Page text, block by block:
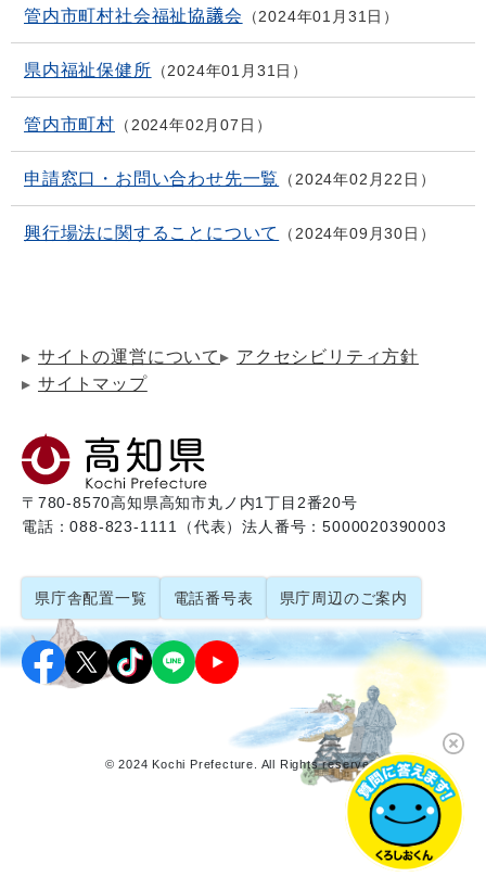
管内市町村社会福祉協議会 2024年01月31日
県内福祉保健所 2024年01月31日
管内市町村 2024年02月07日
申請窓口・お問い合わせ先一覧 2024年02月22日
興行場法に関することについて 2024年09月30日
サイトの運営について
アクセシビリティ方針
サイトマップ
〒780-8570高知県高知市丸ノ内1丁目2番20号
電話：088-823-1111（代表）法人番号：5000020390003
県庁舎配置一覧 電話番号表 県庁周辺のご案内
© 2024 Kochi Prefecture. All Rights reserved.